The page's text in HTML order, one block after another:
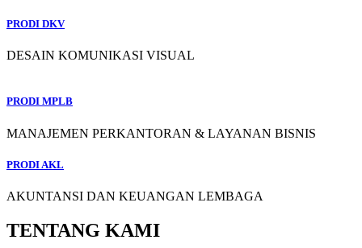
PRODI DKV
DESAIN KOMUNIKASI VISUAL
PRODI MPLB
MANAJEMEN PERKANTORAN & LAYANAN BISNIS
PRODI AKL
AKUNTANSI DAN KEUANGAN LEMBAGA
TENTANG KAMI